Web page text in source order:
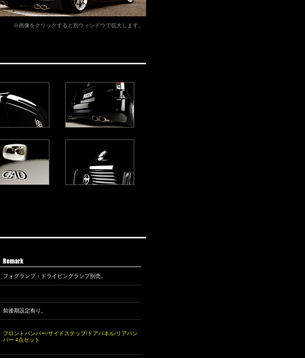
※画像をクリックすると別ウィンドウで拡大します。
フォグランプ・ドライビングランプ別売。
前後期設定有り。
フロントバンパー/サイドステップ/ドアパネル/リアバン
パー 4点セット